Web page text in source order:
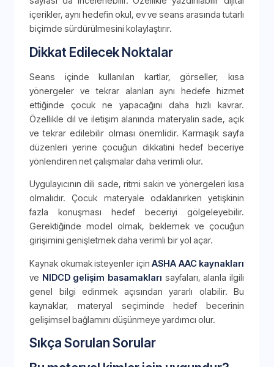
içerikler, aynı hedefin okul, ev ve seans arasında tutarlı
biçimde sürdürülmesini kolaylaştırır.
Dikkat Edilecek Noktalar
Seans içinde kullanılan kartlar, görseller, kısa
yönergeler ve tekrar alanları aynı hedefe hizmet
ettiğinde çocuk ne yapacağını daha hızlı kavrar.
Özellikle dil ve iletişim alanında materyalin sade, açık
ve tekrar edilebilir olması önemlidir. Karmaşık sayfa
düzenleri yerine çocuğun dikkatini hedef beceriye
yönlendiren net çalışmalar daha verimli olur.
Uygulayıcının dili sade, ritmi sakin ve yönergeleri kısa
olmalıdır. Çocuk materyale odaklanırken yetişkinin
fazla konuşması hedef beceriyi gölgeleyebilir.
Gerektiğinde model olmak, beklemek ve çocuğun
girişimini genişletmek daha verimli bir yol açar.
Kaynak okumak isteyenler için ASHA AAC kaynakları
ve NIDCD gelişim basamakları sayfaları, alanla ilgili
genel bilgi edinmek açısından yararlı olabilir. Bu
kaynaklar, materyal seçiminde hedef becerinin
gelişimsel bağlamını düşünmeye yardımcı olur.
Sıkça Sorulan Sorular